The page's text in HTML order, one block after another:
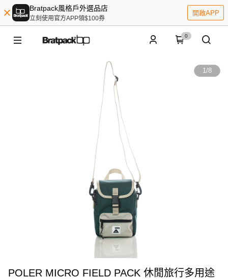
Bratpack風格戶外選品店
立刻使用官方APP領$100券
開啟APP
0
1/8
POLER MICRO FIELD PACK 休閒旅行多用途